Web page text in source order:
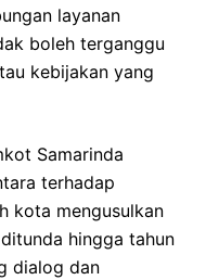
layanan
boleh terganggu
kebijakan yang
Samarinda
terhadap
kota mengusulkan
hingga tahun
dialog dan